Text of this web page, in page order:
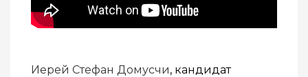
Иерей Стефан Домусчи, кандидат